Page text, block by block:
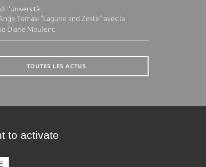
l'Università
Tomasi "Lagune and Zeste" avec la
Diane Moulenc
TOUTES LES ACTUS
to activate